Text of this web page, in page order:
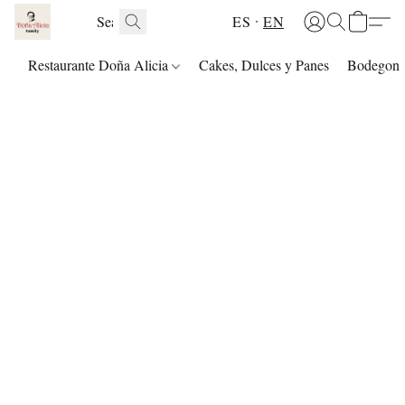
ES EN
Restaurante Doña Alicia Cakes, Dulces y Panes Bodegon